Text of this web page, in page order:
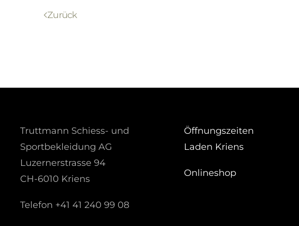
Zurück
Truttmann Schiess- und
Sportbekleidung AG
Luzernerstrasse 94
CH-6010 Kriens
Telefon +41 41 240 99 08
Öffnungszeiten
Laden Kriens
Onlineshop